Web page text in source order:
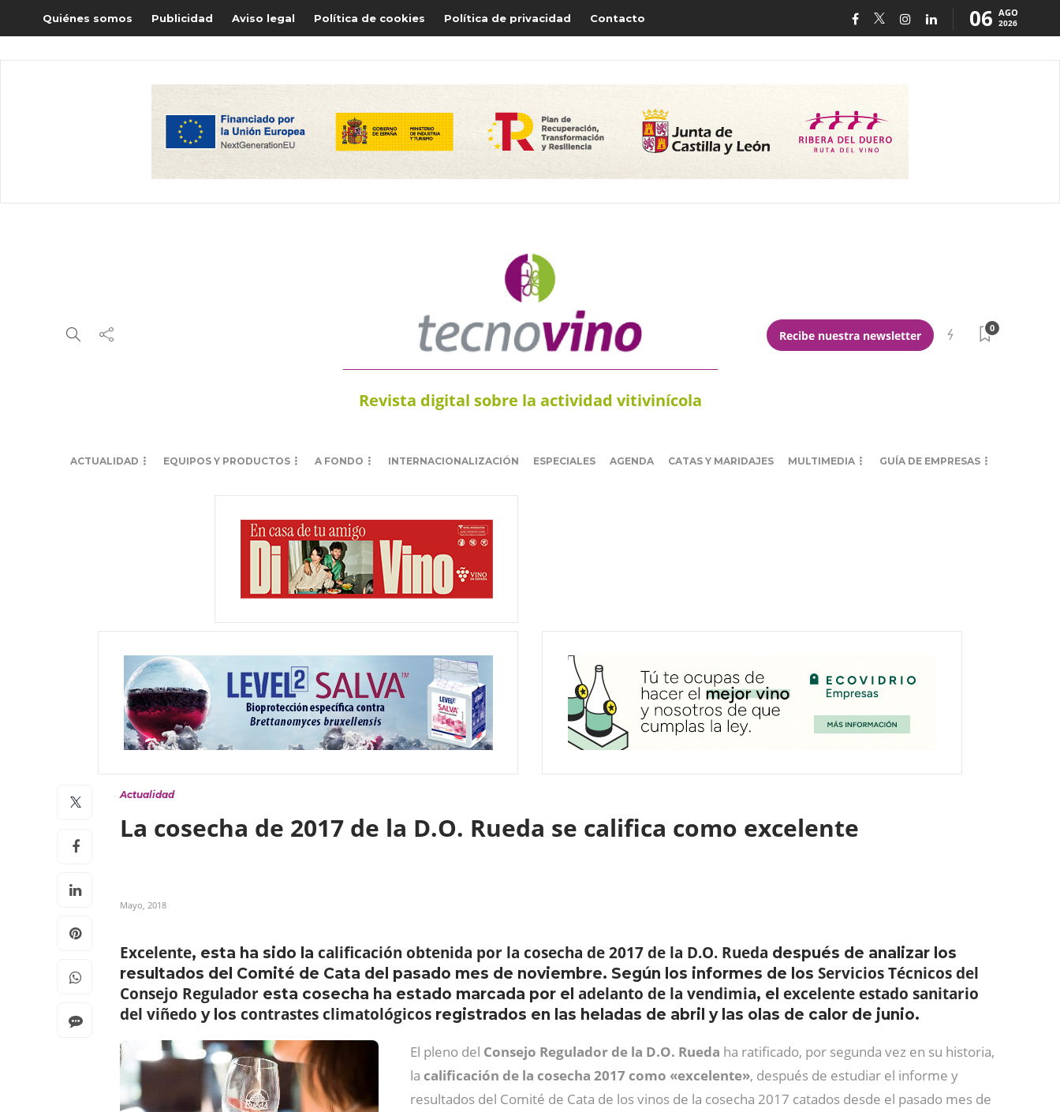
Quiénes somos Publicidad Aviso legal Política de cookies Política de privacidad Contacto 06 AGO
2026
Revista digital sobre la actividad vitivinícola
Recibe nuestra newsletter
0
ACTUALIDAD EQUIPOS Y PRODUCTOS A FONDO INTERNACIONALIZACIÓN ESPECIALES AGENDA CATAS Y MARIDAJES MULTIMEDIA GUÍA DE EMPRESAS
Actualidad
La cosecha de 2017 de la D.O. Rueda se califica como excelente
Mayo, 2018
Excelente, esta ha sido la calificación obtenida por la cosecha de 2017 de la D.O. Rueda después de analizar los
resultados del Comité de Cata del pasado mes de noviembre. Según los informes de los Servicios Técnicos del
Consejo Regulador esta cosecha ha estado marcada por el adelanto de la vendimia, el excelente estado sanitario
del viñedo y los contrastes climatológicos registrados en las heladas de abril y las olas de calor de junio.
El pleno del Consejo Regulador de la D.O. Rueda ha ratificado, por segunda vez en su historia,
la calificación de la cosecha 2017 como «excelente», después de estudiar el informe y
resultados del Comité de Cata de los vinos de la cosecha 2017 catados desde el pasado mes de